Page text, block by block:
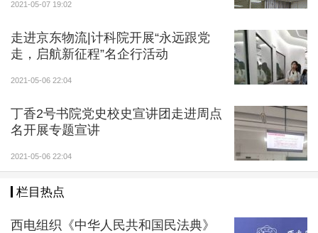
2021-05-07 19:02
走进京东物流|计科院开展“永远跟党
走，启航新征程”名企行活动
2021-05-06 22:04
丁香2号书院党史校史宣讲团走进周点
名开展专题宣讲
2021-05-06 22:04
栏目热点
西电组织《中华人民共和国民法典》